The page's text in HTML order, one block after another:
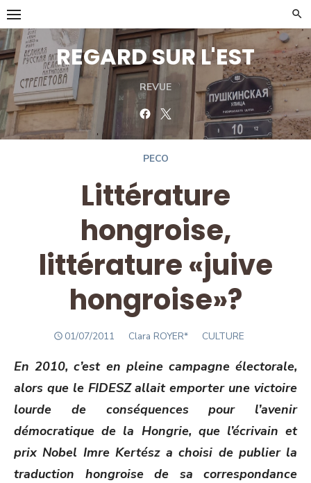
Skip
to
content
REGARD SUR L'EST
REVUE
FacebookTwitter
PECO
Littérature
hongroise,
littérature «juive
hongroise»?
POSTED
01/07/2011 Author
Clara ROYER* CULTURE
En 2010, c’est en pleine campagne électorale,
alors que le FIDESZ allait emporter une victoire
lourde de conséquences pour l’avenir
démocratique de la Hongrie, que l’écrivain et
prix Nobel Imre Kertész a choisi de publier la
traduction hongroise de sa correspondance